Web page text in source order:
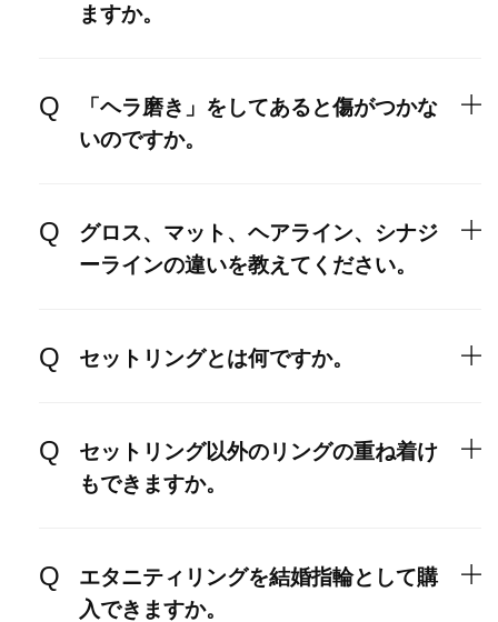
ますか。
「ヘラ磨き」をしてあると傷がつかな
いのですか。
グロス、マット、ヘアライン、シナジ
ーラインの違いを教えてください。
セットリングとは何ですか。
セットリング以外のリングの重ね着け
もできますか。
エタニティリングを結婚指輪として購
入できますか。